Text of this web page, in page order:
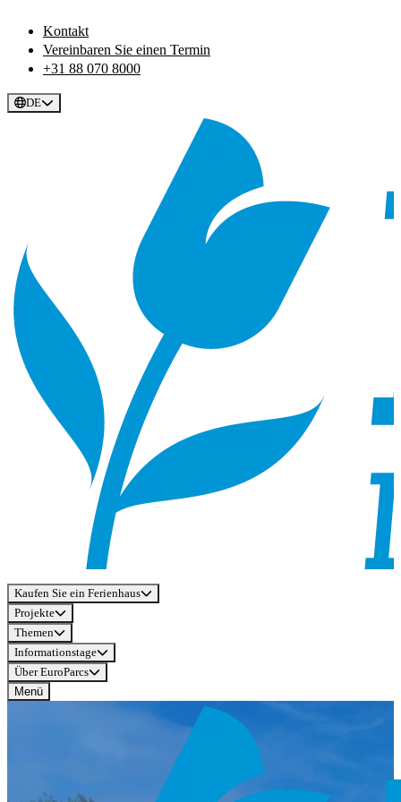
Kontakt
Vereinbaren Sie einen Termin
+31 88 070 8000
DE
Kaufen Sie ein Ferienhaus
Projekte
Themen
Informationstage
Über EuroParcs
Menü